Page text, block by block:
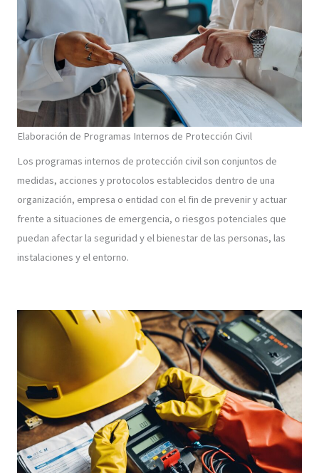
Elaboración de Programas Internos de Protección Civil
Los programas internos de protección civil son conjuntos de
medidas, acciones y protocolos establecidos dentro de una
organización, empresa o entidad con el fin de prevenir y actuar
frente a situaciones de emergencia, o riesgos potenciales que
puedan afectar la seguridad y el bienestar de las personas, las
instalaciones y el entorno.